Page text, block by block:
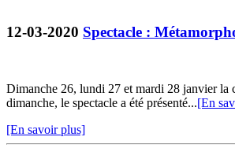
12-03-2020 Spectacle :
Dimanche 26, lundi 27 et mardi 28 janvier la
dimanche, le spectacle a été présenté...[En
[En savoir plus]